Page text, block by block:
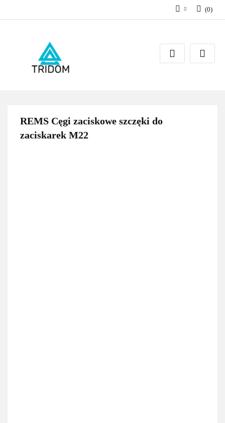
Dodaj zgłoszenie
(0)
REMS Cęgi zaciskowe szczęki do
zaciskarek M22